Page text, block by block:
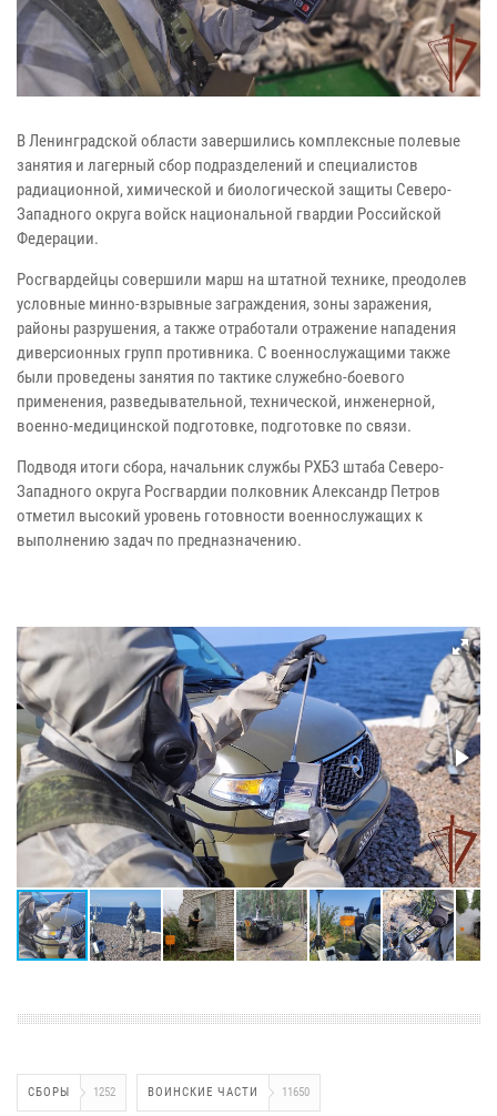
В Ленинградской области завершились комплексные полевые
занятия и лагерный сбор подразделений и специалистов
радиационной, химической и биологической защиты Северо-
Западного округа войск национальной гвардии Российской
Федерации.
Росгвардейцы совершили марш на штатной технике, преодолев
условные минно-взрывные заграждения, зоны заражения,
районы разрушения, а также отработали отражение нападения
диверсионных групп противника. С военнослужащими также
были проведены занятия по тактике служебно-боевого
применения, разведывательной, технической, инженерной,
военно-медицинской подготовке, подготовке по связи.
Подводя итоги сбора, начальник службы РХБЗ штаба Северо-
Западного округа Росгвардии полковник Александр Петров
отметил высокий уровень готовности военнослужащих к
выполнению задач по предназначению.
СБОРЫ 1252 ВОИНСКИЕ ЧАСТИ 11650